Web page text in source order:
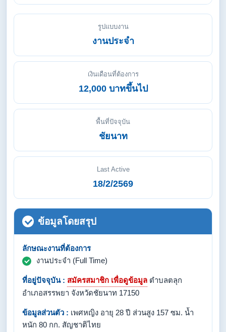
รูปแบบงาน
งานประจำ
เงินเดือนที่ต้องการ
12,000 บาทขึ้นไป
พื้นที่ปัจจุบัน
ชัยนาท
Last Active
18/2/2569
ข้อมูลโดยสรุป
ลักษณะงานที่ต้องการ
งานประจำ (Full Time)
ที่อยู่ปัจจุบัน : สมัครสมาชิก เพื่อดูข้อมูล ตำบลตลุก
อำเภอสรรพยา จังหวัดชัยนาท 17150
ข้อมูลส่วนตัว : เพศหญิง อายุ 28 ปี ส่วนสูง 157 ซม. น้ำ
หนัก 80 กก. สัญชาติไทย